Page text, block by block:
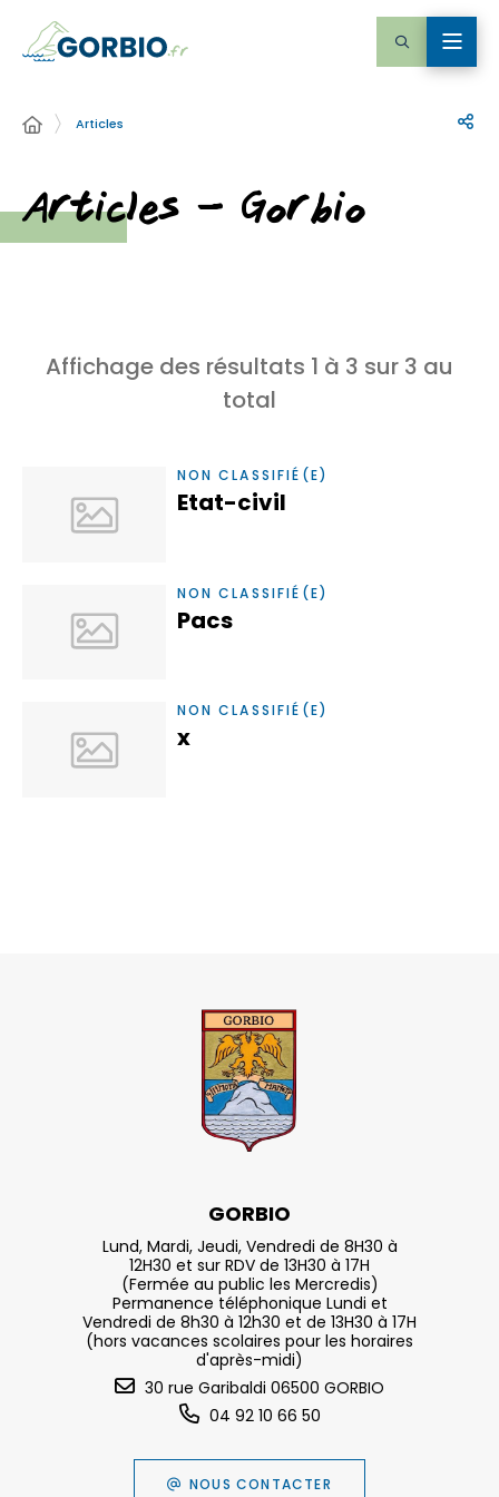
Articles
Articles – Gorbio
Affichage des résultats 1 à 3 sur 3 au
total
NON CLASSIFIÉ(E)
Etat-civil
NON CLASSIFIÉ(E)
Pacs
NON CLASSIFIÉ(E)
x
GORBIO
Lund, Mardi, Jeudi, Vendredi de 8H30 à
12H30 et sur RDV de 13H30 à 17H
(Fermée au public les Mercredis)
Permanence téléphonique Lundi et
Vendredi de 8h30 à 12h30 et de 13H30 à 17H
(hors vacances scolaires pour les horaires
d'après-midi)
30 rue Garibaldi 06500 GORBIO
04 92 10 66 50
NOUS CONTACTER